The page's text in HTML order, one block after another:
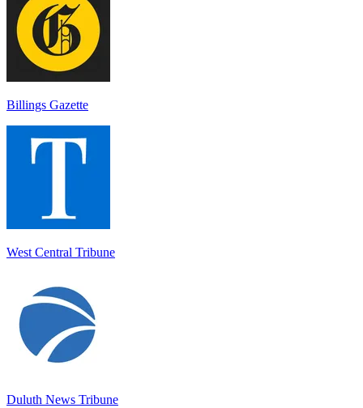
Billings Gazette
West Central Tribune
Duluth News Tribune